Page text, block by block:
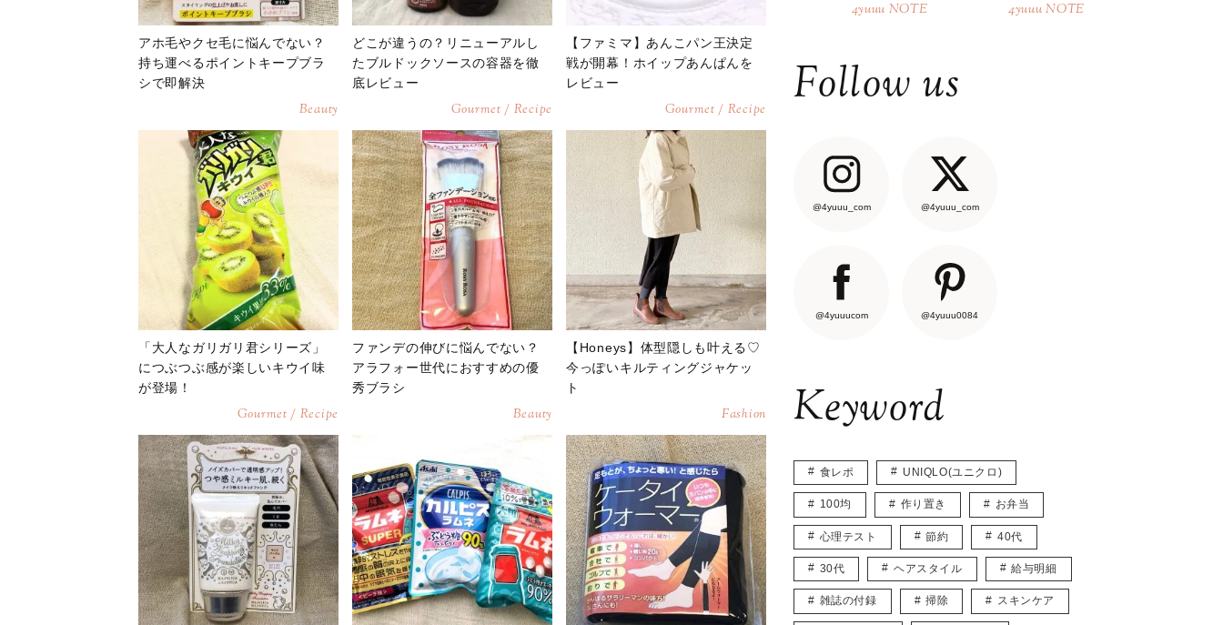
アホ毛やクセ毛に悩んでない？
持ち運べるポイントキープブラ
シで即解決
Beauty
どこが違うの？リニューアルし
たブルドックソースの容器を徹
底レビュー
Gourmet / Recipe
【ファミマ】あんこパン王決定
戦が開幕！ホイップあんぱんを
レビュー
Gourmet / Recipe
「大人なガリガリ君シリーズ」
につぶつぶ感が楽しいキウイ味
が登場！
Gourmet / Recipe
ファンデの伸びに悩んでない？
アラフォー世代におすすめの優
秀ブラシ
Beauty
【Honeys】体型隠しも叶える♡
今っぽいキルティングジャケッ
ト
Fashion
4yuuu NOTE 4yuuu NOTE
Follow us
@4yuuu_com @4yuuu_com
@4yuuucom @4yuuu0084
Keyword
食レポ UNIQLO(ユニクロ)
100均 作り置き お弁当
心理テスト 節約 40代
30代 ヘアスタイル 給与明細
雑誌の付録 掃除 スキンケア